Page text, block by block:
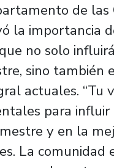
de
la importancia
no solo
sino
actuales. “Tu
para
y en la
La